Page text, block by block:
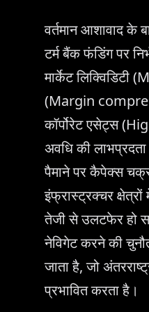
वर्तमान आशावाद के
टर्म बैंक फंडिंग पर
मार्केट
(Margin
कॉर्पोरेट एसेट्स
अवधि की
पैमाने पर कैपेक्स
इंफ्रास्ट्रक्चर
तेजी से उलटफेर हो
नेविगेट करने की
जाता है, जो
प्रभावित करता है।